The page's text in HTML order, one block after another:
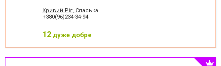
Кривий Ріг, Спаська
+380(96)234-34-94
12 дуже добре